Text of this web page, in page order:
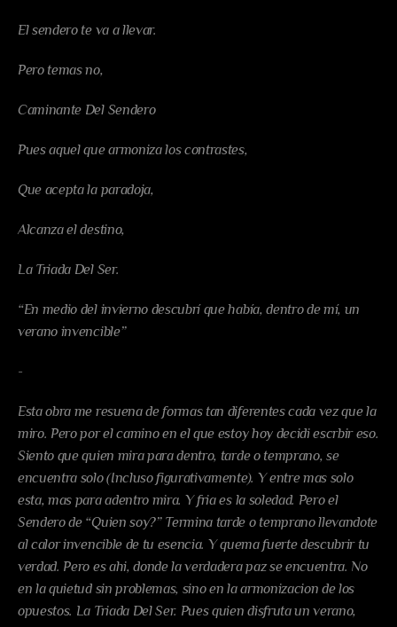
El sendero te va a llevar.
Pero temas no,
Caminante Del Sendero
Pues aquel que armoniza los contrastes,
Que acepta la paradoja,
Alcanza el destino,
La Triada Del Ser.
“En medio del invierno descubrí que había, dentro de mí, un
verano invencible”
-
Esta obra me resuena de formas tan diferentes cada vez que la
miro. Pero por el camino en el que estoy hoy decidi escrbir eso.
Siento que quien mira para dentro, tarde o temprano, se
encuentra solo (Incluso figurativamente). Y entre mas solo
esta, mas para adentro mira. Y fria es la soledad. Pero el
Sendero de “Quien soy?” Termina tarde o temprano llevandote
al calor invencible de tu esencia. Y quema fuerte descubrir tu
verdad. Pero es ahi, donde la verdadera paz se encuentra. No
en la quietud sin problemas, sino en la armonizacion de los
opuestos. La Triada Del Ser. Pues quien disfruta un verano,